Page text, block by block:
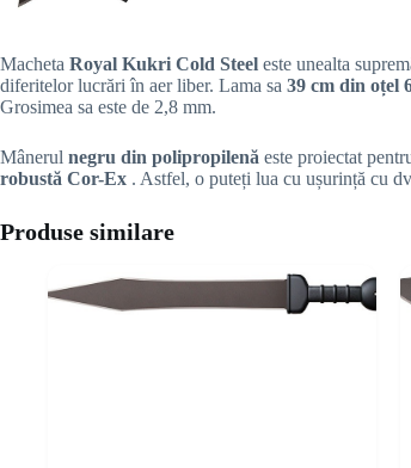
Macheta Royal Kukri Cold Steel este unealta
diferitelor lucrări în aer liber. Lama sa 39 cm din oțel
Grosimea sa este de 2,8 mm.
Mânerul negru din polipropilenă este proiectat
robustă Cor-Ex . Astfel, o puteți lua cu ușurință cu
Produse similare